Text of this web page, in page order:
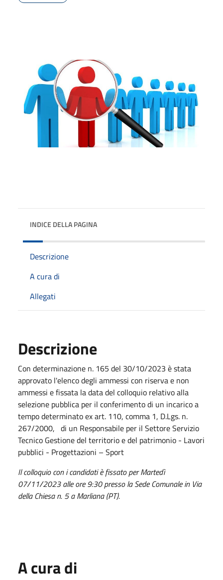
INDICE DELLA PAGINA
Descrizione
A cura di
Allegati
Descrizione
Con determinazione n. 165 del 30/10/2023 è stata
approvato l'elenco degli ammessi con riserva e non
ammessi e fissata la data del colloquio relativo alla
selezione pubblica per il conferimento di un incarico a
tempo determinato ex art. 110, comma 1, D.Lgs. n.
267/2000, di un Responsabile per il Settore Servizio
Tecnico Gestione del territorio e del patrimonio - Lavori
pubblici - Progettazioni – Sport
Il colloquio con i candidati è fissato per Martedì
07/11/2023 alle ore 9:30 presso la Sede Comunale in Via
della Chiesa n. 5 a Marliana (PT).
A cura di